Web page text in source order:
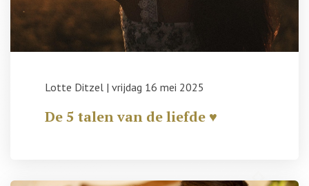
Lotte Ditzel | vrijdag 16 mei 2025
De 5 talen van de liefde ♥️